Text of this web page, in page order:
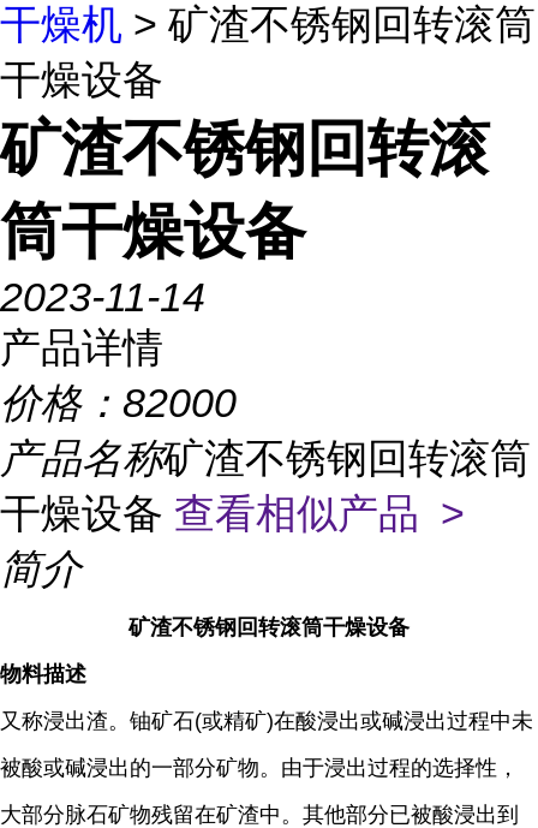
干燥机 > 矿渣不锈钢回转滚筒
干燥设备
矿渣不锈钢回转滚
筒干燥设备
2023-11-14
产品详情
价格： 82000
产品名称矿渣不锈钢回转滚筒
干燥设备 查看相似产品 >
简介
矿渣不锈钢回转滚筒干燥设备
物料描述
又称浸出渣。铀矿石(或精矿)在酸浸出或碱浸出过程中未
被酸或碱浸出的一部分矿物。由于浸出过程的选择性，
大部分脉石矿物残留在矿渣中。其他部分已被酸浸出到